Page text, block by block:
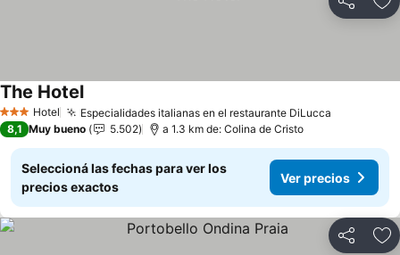
Compartir
3 Estrellas
Hotel Especialidades italianas en el restaurante DiLucca
The HotelVer precios
8,1 Muy bueno 5.502 a 1.3 km de: Colina de Cristo
Seleccioná las fechas para ver los
precios exactos
Ver precios
Compartir